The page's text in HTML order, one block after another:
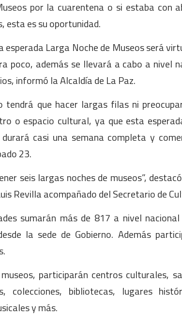
por la cuarentena o si estaba con
esta es su oportunidad.
esperada Larga Noche de Museos será
poco, además se llevará a cabo a nivel
informó la Alcaldía de La Paz.
tendrá que hacer largas filas ni
o espacio cultural, ya que esta
casi una semana completa y
23.
seis largas noches de museos”,
Revilla acompañado del Secretario de
sumarán más de 817 a nivel
la sede de Gobierno. Además
participarán centros culturales,
colecciones, bibliotecas, lugares
y más.